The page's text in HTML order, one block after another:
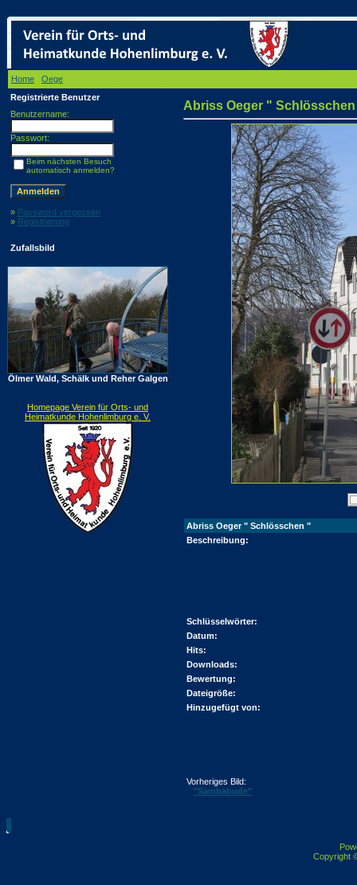
Home Oege
Registrierte Benutzer
Benutzername:
Passwort:
Beim nächsten Besuch
automatisch anmelden?
» Password vergessen
» Registrierung
Zufallsbild
Ölmer Wald, Schälk und Reher Galgen
Homepage Verein für Orts- und
Heimatkunde Hohenlimburg e. V.
Abriss Oeger "
Abriss Oeger " Schlösschen "
Beschreibung:
Schlüsselwörter:
Datum:
Hits:
Downloads:
Bewertung:
Dateigröße:
Hinzugefügt von:
Vorheriges Bild:
"Sambabude"
Copyright